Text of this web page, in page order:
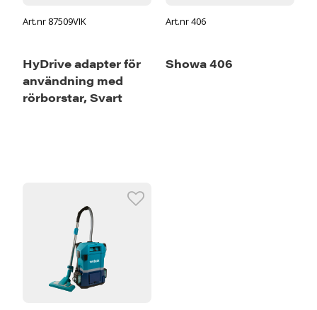
Art.nr 87509VIK
HyDrive adapter för
användning med
rörborstar, Svart
Art.nr 406
Showa 406